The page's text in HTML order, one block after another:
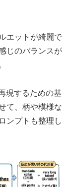
エットが綺麗で
じのバランスが
現するための基
て、柄や模様な
ンプトも整理し